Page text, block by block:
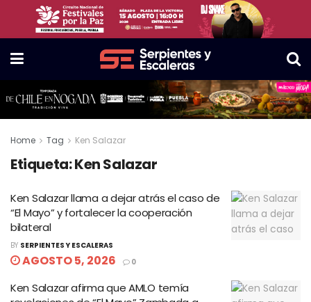
Home Tag Ken Salazar
Etiqueta:Ken Salazar
Ken Salazar llama a dejar atrás el caso de
“El Mayo” y fortalecer la cooperación
bilateral
BY SERPIENTES Y ESCALERAS
AGOSTO 5, 2026 0
Ken Salazar afirma que AMLO temía